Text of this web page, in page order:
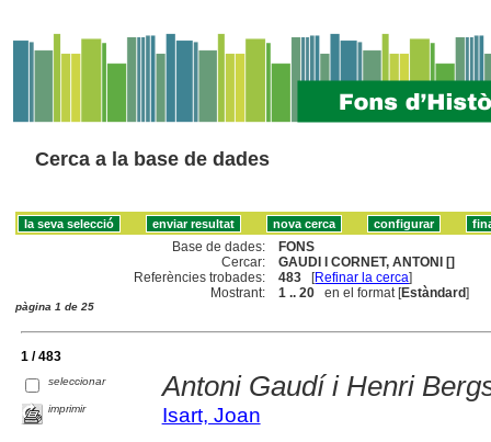
Cerca a la base de dades
Base de dades:
FONS
Cercar:
GAUDI I CORNET, ANTONI []
Referències trobades:
483 [Refinar la cerca]
Mostrant:
1 .. 20 en el format [Estàndard]
pàgina 1 de 25
1 / 483
seleccionar
imprimir
Antoni Gaudí i Henri
Isart, Joan